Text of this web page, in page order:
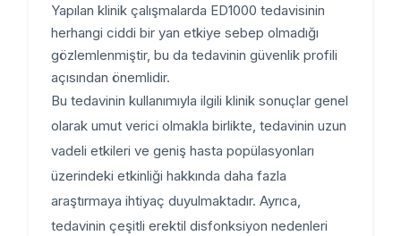
Yapılan klinik çalışmalarda ED1000 tedavisinin
herhangi ciddi bir yan etkiye sebep olmadığı
gözlemlenmiştir, bu da tedavinin güvenlik profili
açısından önemlidir.
Bu tedavinin kullanımıyla ilgili klinik sonuçlar genel
olarak umut verici olmakla birlikte, tedavinin uzun
vadeli etkileri ve geniş hasta popülasyonları
üzerindeki etkinliği hakkında daha fazla
araştırmaya ihtiyaç duyulmaktadır. Ayrıca,
tedavinin çeşitli erektil disfonksiyon nedenleri